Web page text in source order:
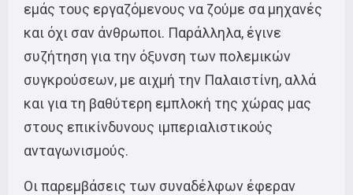
εμάς τους εργαζόμενους να ζούμε σα μηχανές
και όχι σαν άνθρωποι. Παράλληλα, έγινε
συζήτηση για την όξυνση των πολεμικών
συγκρούσεων, με αιχμή την Παλαιστίνη, αλλά
και για τη βαθύτερη εμπλοκή της χώρας μας
στους επικίνδυνους ιμπεριαλιστικούς
ανταγωνισμούς.
Οι παρεμβάσεις των συναδέλφων έφεραν